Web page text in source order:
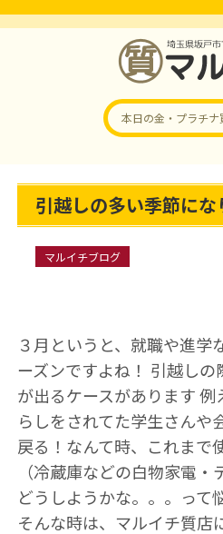
本日の金・プラチナ
引越しの多い季節にな
マルイチブログ
３月というと、就職や進学
ーズンですよね！ 引越し
が出るケースがあります
らしをされてた学生さんや
戻る！なんて時、これまで
（冷蔵庫などの白物家電
どうしようかな。。。って
そんな時は、マルイチ質店